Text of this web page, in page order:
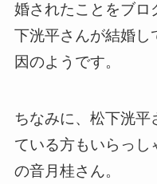
婚されたことをブロ
下洸平さんが結婚し
因のようです。
ちなみに、松下洸平
ている方もいらっし
の音月桂さん。